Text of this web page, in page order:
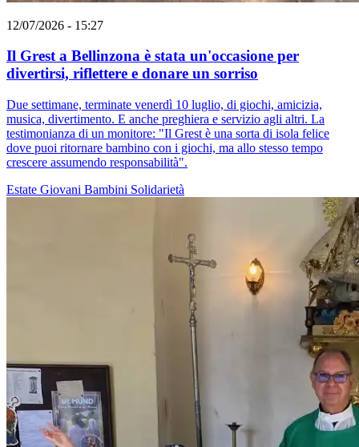
12/07/2026 - 15:27
Il Grest a Bellinzona è stata un'occasione per
divertirsi, riflettere e donare un sorriso
Due settimane, terminate venerdì 10 luglio, di giochi, amicizia,
musica, divertimento. E anche preghiera e servizio agli altri. La
testimonianza di un monitore: "Il Grest è una sorta di isola felice
dove puoi ritornare bambino con i giochi, ma allo stesso tempo
crescere assumendo responsabilità".
Estate Giovani Bambini Solidarietà